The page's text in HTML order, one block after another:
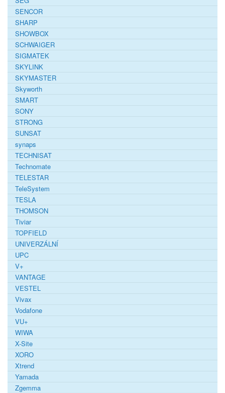
SENCOR
SHARP
SHOWBOX
SCHWAIGER
SIGMATEK
SKYLINK
SKYMASTER
Skyworth
SMART
SONY
STRONG
SUNSAT
synaps
TECHNISAT
Technomate
TELESTAR
TeleSystem
TESLA
THOMSON
Tiviar
TOPFIELD
UNIVERZÁLNÍ
UPC
V+
VANTAGE
VESTEL
Vivax
Vodafone
VU+
WIWA
X-Site
XORO
Xtrend
Yamada
Zgemma